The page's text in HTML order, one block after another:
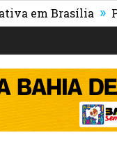
» Ponte que